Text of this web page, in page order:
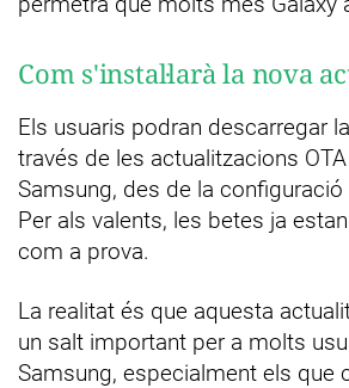
Com s'instal·larà la nova
Els usuaris podran descarregar
través de les actualitzacions
Samsung, des de la
Per als valents, les betes ja
com a prova.
La realitat és que aquesta
un salt important per a molts
Samsung, especialment els que